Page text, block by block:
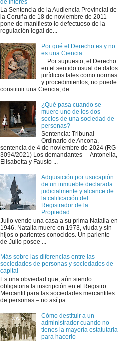
de interés
La Sentencia de la Audiencia Provincial de
la Coruña de 18 de noviembre de 2011
pone de manifiesto lo defectuoso de la
regulación legal de...
Por qué el Derecho es y no
es una Ciencia
Por supuesto, el Derecho
en el sentido usual de datos
jurídicos tales como normas
y procedimientos, no puede
constituir una Ciencia, de ...
¿Qué pasa cuando se
muere uno de los dos
socios de una sociedad de
personas?
Sentencia: Tribunal
Ordinario de Ancona,
sentencia de 4 de noviembre de 2024 (RG
3094/2021) Los demandantes —Antonella,
Elisabetta y Fausto ...
Adquisición por usucapión
de un inmueble declarada
judicialmente y alcance de
la calificación del
Registrador de la
Propiedad
Julio vende una casa a su prima Natalia en
1946. Natalia muere en 1973, viuda y sin
hijos o parientes conocidos. Un pariente
de Julio posee ...
Más sobre las diferencias entre las
sociedades de personas y sociedades de
capital
Es una obviedad que, aún siendo
obligatoria la inscripción en el Registro
Mercantil para las sociedades mercantiles
de personas – no así pa...
Cómo destituir a un
administrador cuando no
tienes la mayoría estatutaria
para hacerlo